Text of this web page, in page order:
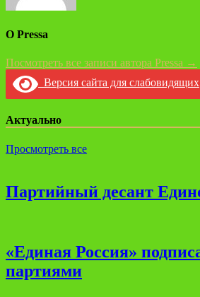
О Pressa
Посмотреть все записи автора Pressa →
Версия сайта для слабовидящих
Актуально
Просмотреть все
Партийный десант
«Единая Россия»
партиями